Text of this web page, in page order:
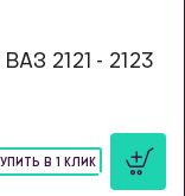
2121 - 2123
В 1 КЛИК